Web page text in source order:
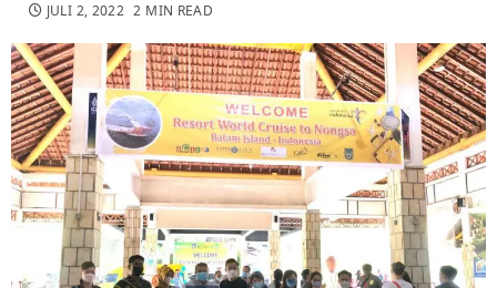
JULI 2, 2022 2 MIN READ